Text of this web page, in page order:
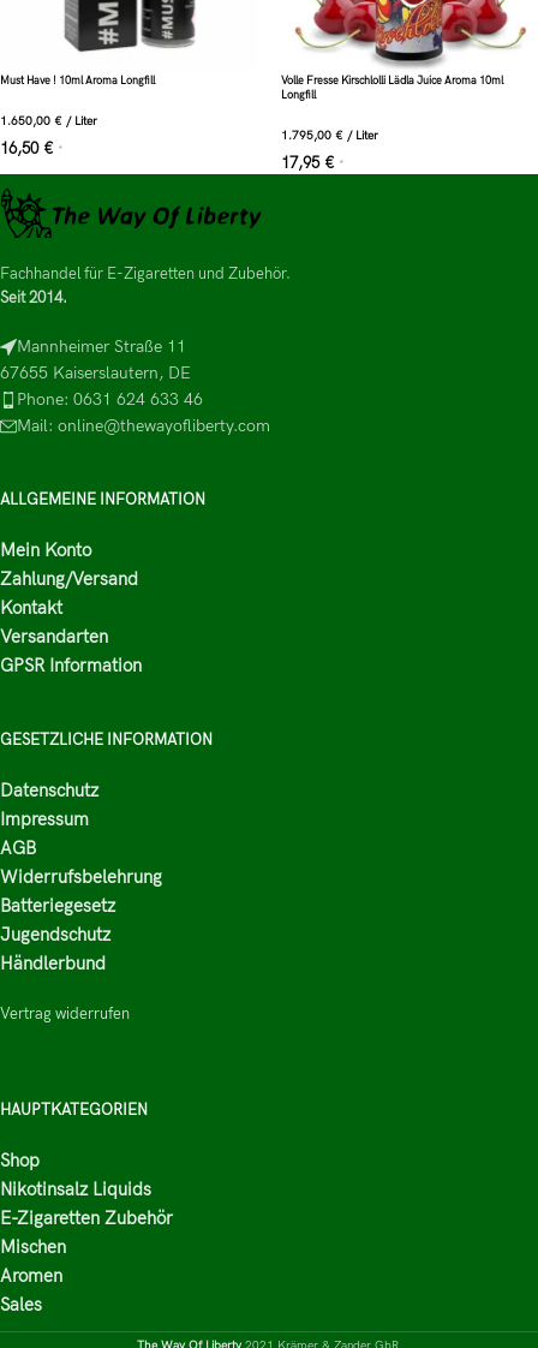
Must Have ! 10ml Aroma Longfill
1.650,00 € / Liter
16,50 € *
Volle Fresse Kirschlolli Lädla Juice Aroma 10ml
Longfill
1.795,00 € / Liter
17,95 € *
Fachhandel für E-Zigaretten und Zubehör.
Seit 2014.
Mannheimer Straße 11
67655 Kaiserslautern, DE
Phone: 0631 624 633 46
Mail: online@thewayofliberty.com
ALLGEMEINE INFORMATION
Mein Konto
Zahlung/Versand
Kontakt
Versandarten
GPSR Information
GESETZLICHE INFORMATION
Datenschutz
Impressum
AGB
Widerrufsbelehrung
Batteriegesetz
Jugendschutz
Händlerbund
Vertrag widerrufen
HAUPTKATEGORIEN
Shop
Nikotinsalz Liquids
E-Zigaretten Zubehör
Mischen
Aromen
Sales